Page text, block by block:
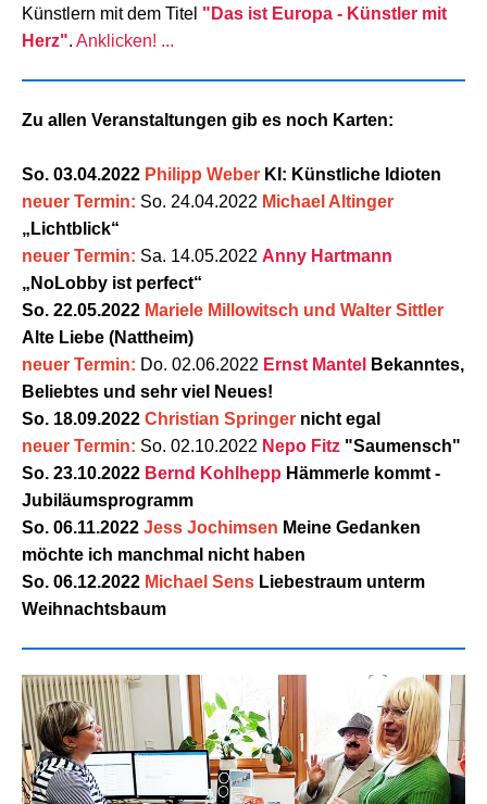
Künstlern mit dem Titel "Das ist Europa - Künstler mit
Herz". Anklicken! ...
Zu allen Veranstaltungen gib es noch Karten:
So. 03.04.2022 Philipp Weber KI: Künstliche Idioten
neuer Termin: So. 24.04.2022 Michael Altinger
„Lichtblick“
neuer Termin: Sa. 14.05.2022 Anny Hartmann
„NoLobby ist perfect“
So. 22.05.2022 Mariele Millowitsch und Walter Sittler
Alte Liebe (Nattheim)
neuer Termin: Do. 02.06.2022 Ernst Mantel
Bekanntes,
Beliebtes und sehr viel Neues!
So. 18.09.2022 Christian Springer nicht egal
neuer Termin: So. 02.10.2022 Nepo Fitz "Saumensch"
So. 23.10.2022 Bernd Kohlhepp Hämmerle kommt -
Jubiläumsprogramm
So. 06.11.2022 Jess Jochimsen Meine Gedanken
möchte ich manchmal nicht haben
So. 06.12.2022 Michael Sens Liebestraum unterm
Weihnachtsbaum